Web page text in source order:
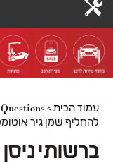
עמוד הבית>
Questions
להחליף שמן גיר